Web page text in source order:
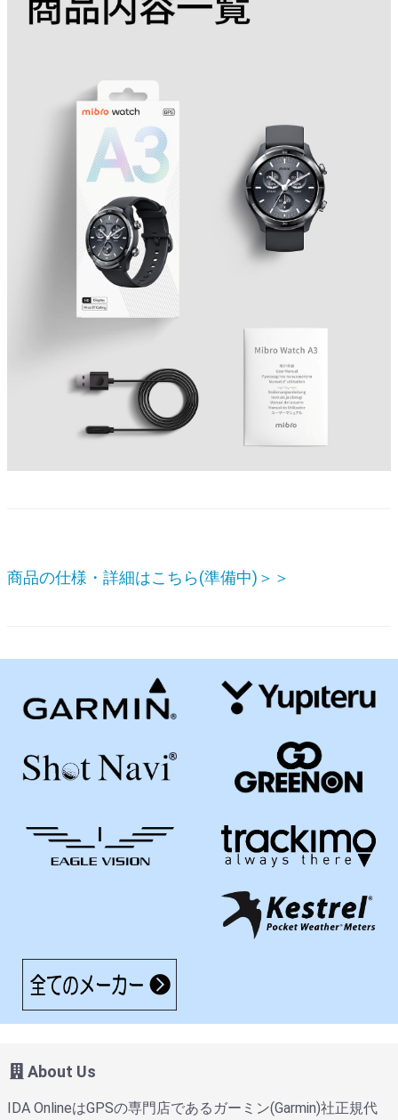
商品の仕様・詳細はこちら(準備中)＞＞
About Us
IDA OnlineはGPSの専門店であるガーミン(Garmin)社正規代